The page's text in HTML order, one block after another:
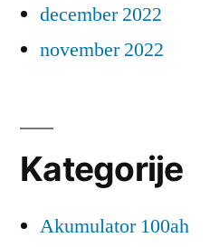
december 2022
november 2022
Kategorije
Akumulator 100ah